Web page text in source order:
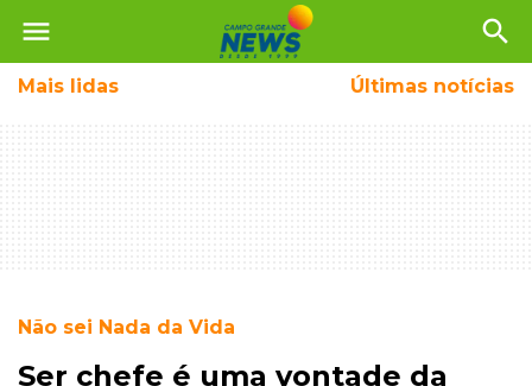
menu search
Mais lidas Últimas notícias
Não sei Nada da Vida
Ser chefe é uma vontade da